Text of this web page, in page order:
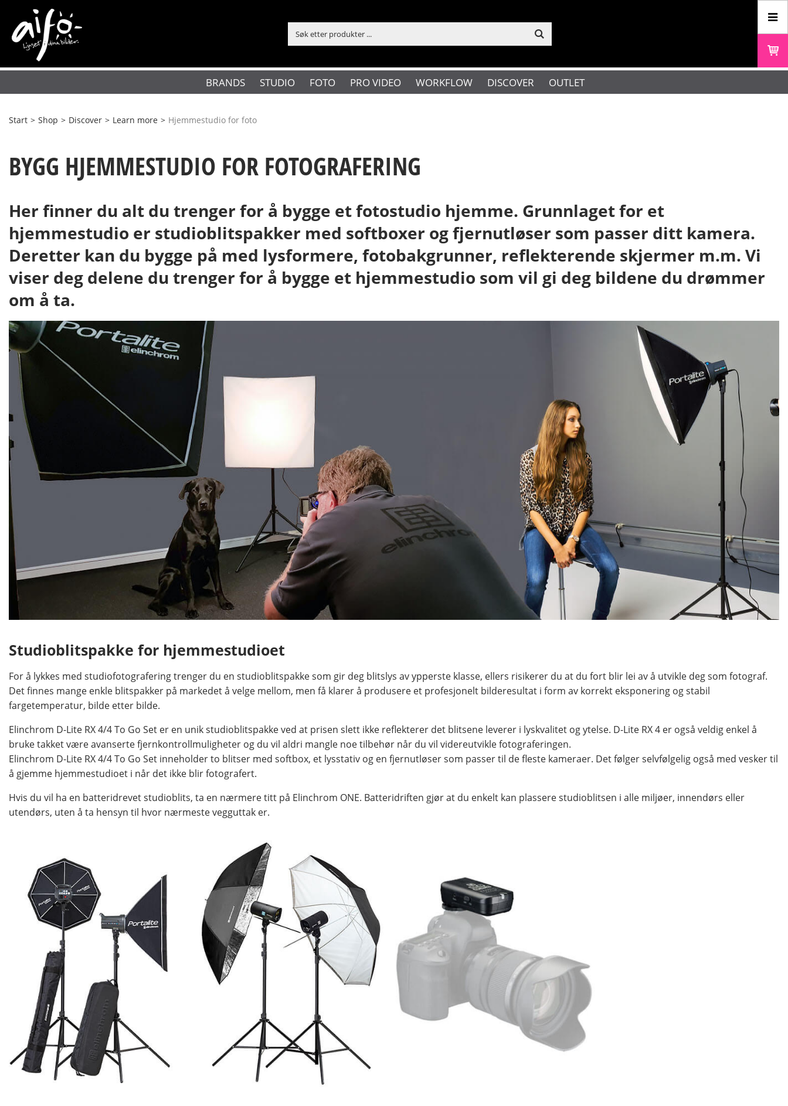
BRANDS STUDIO FOTO PRO VIDEO WORKFLOW DISCOVER OUTLET
Start > Shop > Discover > Learn more > Hjemmestudio for foto
BYGG HJEMMESTUDIO FOR FOTOGRAFERING
Her finner du alt du trenger for å bygge et fotostudio hjemme. Grunnlaget for et
hjemmestudio er studioblitspakker med softboxer og fjernutløser som passer ditt kamera.
Deretter kan du bygge på med lysformere, fotobakgrunner, reflekterende skjermer m.m. Vi
viser deg delene du trenger for å bygge et hjemmestudio som vil gi deg bildene du drømmer
om å ta.
Studioblitspakke for hjemmestudioet
For å lykkes med studiofotografering trenger du en studioblitspakke som gir deg blitslys av ypperste klasse, ellers risikerer du at du fort blir lei av å utvikle deg som fotograf.
Det finnes mange enkle blitspakker på markedet å velge mellom, men få klarer å produsere et profesjonelt bilderesultat i form av korrekt eksponering og stabil
fargetemperatur, bilde etter bilde.
Elinchrom D-Lite RX 4/4 To Go Set er en unik studioblitspakke ved at prisen slett ikke reflekterer det blitsene leverer i lyskvalitet og ytelse. D-Lite RX 4 er også veldig enkel å
bruke takket være avanserte fjernkontrollmuligheter og du vil aldri mangle noe tilbehør når du vil videreutvikle fotograferingen.
Elinchrom D-Lite RX 4/4 To Go Set inneholder to blitser med softbox, et lysstativ og en fjernutløser som passer til de fleste kameraer. Det følger selvfølgelig også med vesker til
å gjemme hjemmestudioet i når det ikke blir fotografert.
Hvis du vil ha en batteridrevet studioblits, ta en nærmere titt på Elinchrom ONE. Batteridriften gjør at du enkelt kan plassere studioblitsen i alle miljøer, innendørs eller
utendørs, uten å ta hensyn til hvor nærmeste vegguttak er.